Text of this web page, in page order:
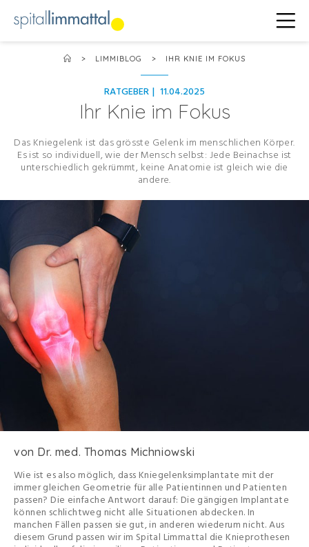
> LIMMIBLOG > IHR KNIE IM FOKUS
RATGEBER | 11.04.2025
Ihr Knie im Fokus
Das Kniegelenk ist das grösste Gelenk im menschlichen Körper.
Es ist so individuell, wie der Mensch selbst: Jede Beinachse ist
unterschiedlich gekrümmt, keine Anatomie ist gleich wie die
andere.
von Dr. med. Thomas Michniowski
Wie ist es also möglich, dass Kniegelenksimplantate mit der
immer gleichen Geometrie für alle Patientinnen und Patienten
passen? Die einfache Antwort darauf: Die gängigen Implantate
können schlichtweg nicht alle Situationen abdecken. In
manchen Fällen passen sie gut, in anderen wiederum nicht. Aus
diesem Grund passen wir im Spital Limmattal die Knieprothesen